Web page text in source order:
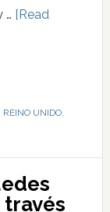
… [Read
REINO UNIDO,